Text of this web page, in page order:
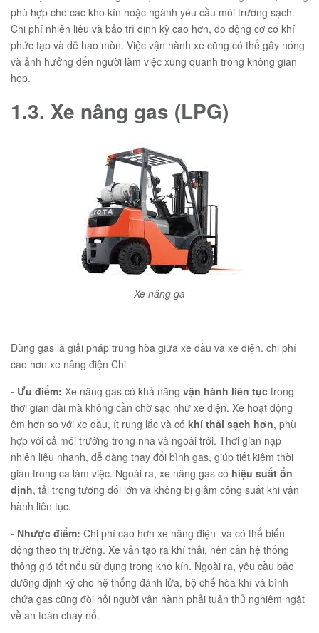
phù hợp cho các kho kín hoặc ngành yêu cầu môi trường sạch.
Chi phí nhiên liệu và bảo trì định kỳ cao hơn, do động cơ cơ khí
phức tạp và dễ hao mòn. Việc vận hành xe cũng có thể gây nóng
và ảnh hưởng đến người làm việc xung quanh trong không gian
hẹp.
1.3. Xe nâng gas (LPG)
Xe nâng ga
Dùng gas là giải pháp trung hòa giữa xe dầu và xe điện. chi phí
cao hơn xe nâng điện Chi
- Ưu điểm: Xe nâng gas có khả năng vận hành liên tục trong
thời gian dài mà không cần chờ sạc như xe điện. Xe hoạt động
êm hơn so với xe dầu, ít rung lắc và có khí thải sạch hơn, phù
hợp với cả môi trường trong nhà và ngoài trời. Thời gian nạp
nhiên liệu nhanh, dễ dàng thay đổi bình gas, giúp tiết kiệm thời
gian trong ca làm việc. Ngoài ra, xe nâng gas có hiệu suất ổn
định, tải trọng tương đối lớn và không bị giảm công suất khi vận
hành liên tục.
- Nhược điểm: Chi phí cao hơn xe nâng điện và có thể biến
động theo thị trường. Xe vẫn tạo ra khí thải, nên cần hệ thống
thông gió tốt nếu sử dụng trong kho kín. Ngoài ra, yêu cầu bảo
dưỡng định kỳ cho hệ thống đánh lửa, bộ chế hòa khí và bình
chứa gas cũng đòi hỏi người vận hành phải tuân thủ nghiêm ngặt
về an toàn cháy nổ.